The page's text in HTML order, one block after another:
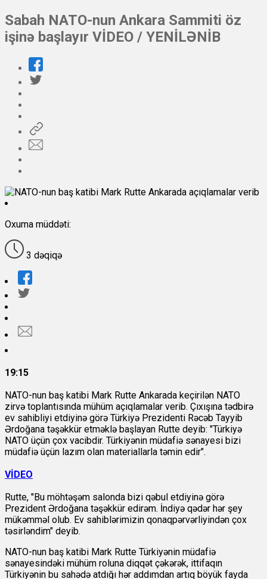
Sabah NATO-nun Ankara Sammiti öz
işinə başlayır VİDEO / YENİLƏNİB
Oxuma müddəti:
3 dəqiqə
19:15
NATO-nun baş katibi Mark Rutte Ankarada keçirilən NATO
zirvə toplantısında mühüm açıqlamalar verib. Çıxışına tədbirə
ev sahibliyi etdiyinə görə Türkiyə Prezidenti Rəcəb Tayyib
Ərdoğana təşəkkür etməklə başlayan Rutte deyib: "Türkiyə
NATO üçün çox vacibdir. Türkiyənin müdafiə sənayesi bizi
müdafiə üçün lazım olan materiallarla təmin edir".
VİDEO
Rutte, "Bu möhtəşəm salonda bizi qəbul etdiyinə görə
Prezident Ərdoğana təşəkkür edirəm. İndiyə qədər hər şey
mükəmməl olub. Ev sahiblərimizin qonaqpərvərliyindən çox
təsirləndim" deyib.
NATO-nun baş katibi Mark Rutte Türkiyənin müdafiə
sənayesindəki mühüm roluna diqqət çəkərək, ittifaqın
Türkiyənin bu sahədə atdığı hər addımdan artıq böyük fayda